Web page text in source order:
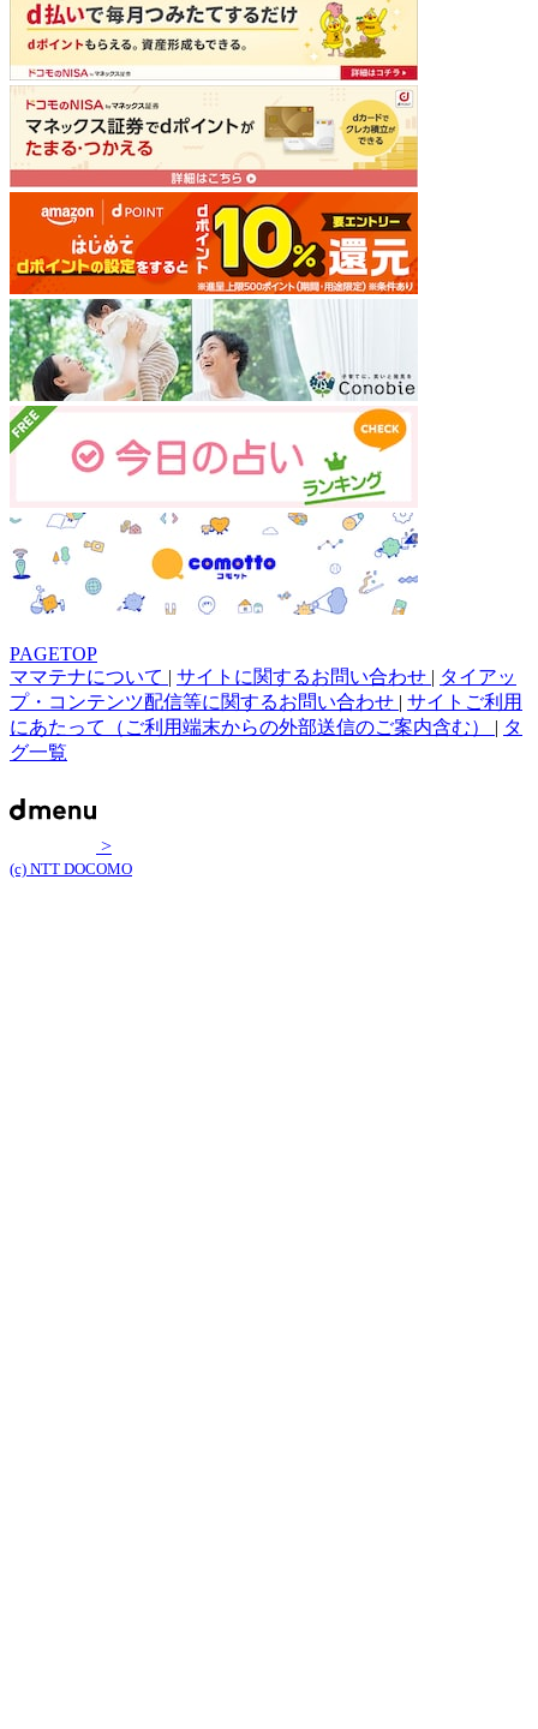
PAGETOP
ママテナについて | サイトに関するお問い合わせ | タイアッ
プ・コンテンツ配信等に関するお問い合わせ | サイトご利用
にあたって（ご利用端末からの外部送信のご案内含む） | タ
グ一覧
>
(c) NTT DOCOMO